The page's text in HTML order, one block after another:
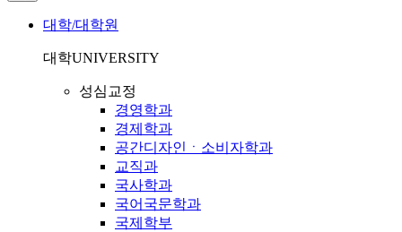
대학/대학원
대학UNIVERSITY
성심교정
경영학과
경제학과
공간디자인ㆍ소비자학과
교직과
국사학과
국어국문학과
국제학부